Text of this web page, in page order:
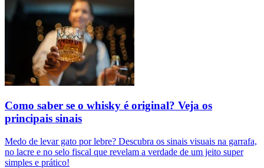
Como saber se o whisky é original? Veja os
principais sinais
Medo de levar gato por lebre? Descubra os sinais visuais na garrafa,
no lacre e no selo fiscal que revelam a verdade de um jeito super
simples e prático!